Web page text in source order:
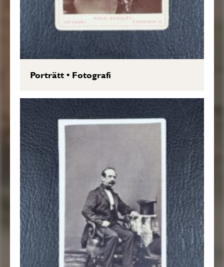
Porträtt• Fotografi